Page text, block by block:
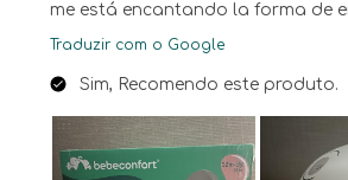
me está encantando la forma de
Traduzir com o Google
Sim, Recomendo este produto.